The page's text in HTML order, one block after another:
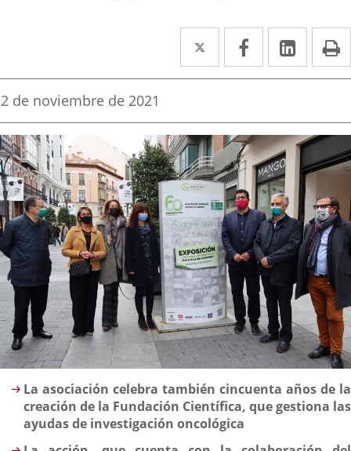
Twitter
Enlace
a
aplicación
externa.
Facebook
Enlace
a
aplicación
externa.
Enlace
a
Fecha
la
noticia
2 de noviembre de 2021
Descripción
La asociación celebra también cincuenta años de la
creación de la Fundación Científica, que gestiona las
ayudas de investigación oncológica